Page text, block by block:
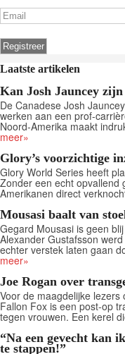
Laatste artikelen
Kan Josh Jauncey
De Canadese Josh
werken aan een prof-
Noord-Amerika maakt
meer»
Glory’s voorzichtige
Glory World Series heeft
Zonder een echt opvallend
Amerikanen direct
Mousasi baalt van
Gegard Mousasi is geen
Alexander Gustafsson
echter verstek laten gaan
meer»
Joe Rogan over
Voor de maagdelijke
Fallon Fox is een post-op
tegen vrouwen. Een kerel
“Na een gevecht kan
te stappen!”